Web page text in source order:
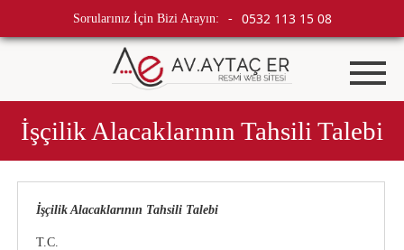
Sorularınız İçin Bizi Arayın: - 0532 113 15 08
İşçilik Alacaklarının Tahsili Talebi
İşçilik Alacaklarının Tahsili Talebi
T.C.